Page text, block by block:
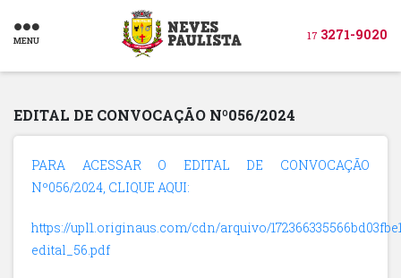
MENU 17 3271-9020
EDITAL DE CONVOCAÇÃO Nº056/2024
PARA ACESSAR O EDITAL DE CONVOCAÇÃO
Nº056/2024, CLIQUE AQUI:
https://upl1.originaus.com/cdn/arquivo/
edital_56.pdf